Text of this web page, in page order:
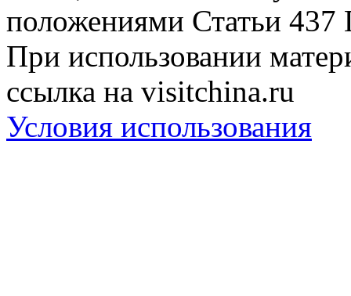
положениями Статьи 437
При использовании
ссылка на visitchina.ru
Условия использования